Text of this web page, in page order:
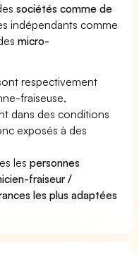
sociétés comme de
indépendants comme
micro-
respectivement
fraiseuse,
dans des conditions
exposés à des
lespersonnes
fraiseur /
les plus adaptées